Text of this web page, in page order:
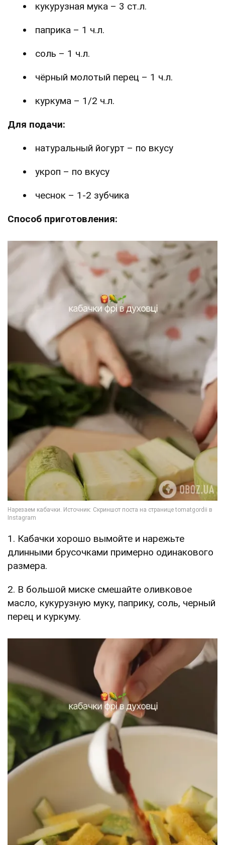
кукурузная мука – 3 ст.л.
паприка – 1 ч.л.
соль – 1 ч.л.
чёрный молотый перец – 1 ч.л.
куркума – 1/2 ч.л.
Для подачи:
натуральный йогурт – по вкусу
укроп – по вкусу
чеснок – 1-2 зубчика
Способ приготовления:
1. Кабачки хорошо вымойте и нарежьте
длинными брусочками примерно одинакового
размера.
2. В большой миске смешайте оливковое
масло, кукурузную муку, паприку, соль, черный
перец и куркуму.